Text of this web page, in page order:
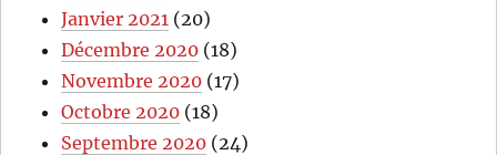
Janvier 2021 (20)
Décembre 2020 (18)
Novembre 2020 (17)
Octobre 2020 (18)
Septembre 2020 (24)